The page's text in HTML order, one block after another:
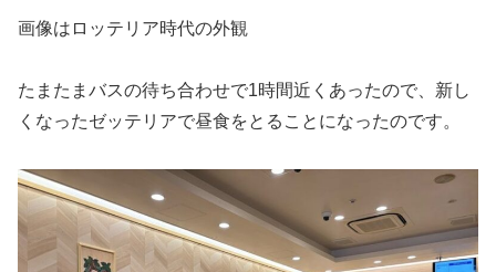
画像はロッテリア時代の外観
たまたまバスの待ち合わせで1時間近くあったので、新し
くなったゼッテリアで昼食をとることになったのです。